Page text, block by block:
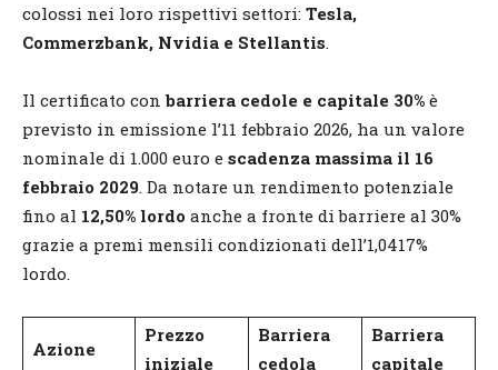
colossi nei loro rispettivi settori: Tesla,
Commerzbank, Nvidia e Stellantis.
Il certificato conbarriera cedole e capitale 30% è
previsto in emissione l’11 febbraio 2026, ha un valore
nominale di 1.000 euro e scadenza massima il 16
febbraio 2029. Da notare un rendimento potenziale
fino al 12,50% lordo anche a fronte di barriere al 30%
grazie a premi mensili condizionati dell’1,0417%
lordo.
Azione
Prezzo
iniziale
Barriera
cedola
Barriera
capitale